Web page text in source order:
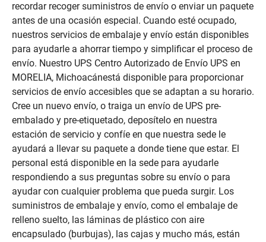
recordar recoger suministros de envío o enviar un paquete
antes de una ocasión especial. Cuando esté ocupado,
nuestros servicios de embalaje y envío están disponibles
para ayudarle a ahorrar tiempo y simplificar el proceso de
envío. Nuestro UPS Centro Autorizado de Envío UPS en
MORELIA, Michoacánestá disponible para proporcionar
servicios de envío accesibles que se adaptan a su horario.
Cree un nuevo envío, o traiga un envío de UPS pre-
embalado y pre-etiquetado, deposítelo en nuestra
estación de servicio y confíe en que nuestra sede le
ayudará a llevar su paquete a donde tiene que estar. El
personal está disponible en la sede para ayudarle
respondiendo a sus preguntas sobre su envío o para
ayudar con cualquier problema que pueda surgir. Los
suministros de embalaje y envío, como el embalaje de
relleno suelto, las láminas de plástico con aire
encapsulado (burbujas), las cajas y mucho más, están